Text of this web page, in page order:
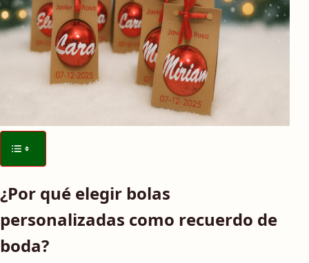
¿Por qué elegir bolas
personalizadas como recuerdo de
boda?